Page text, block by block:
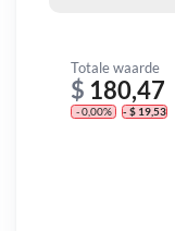
Totale waarde
$ 180,47
- 0,00% - $ 19,53